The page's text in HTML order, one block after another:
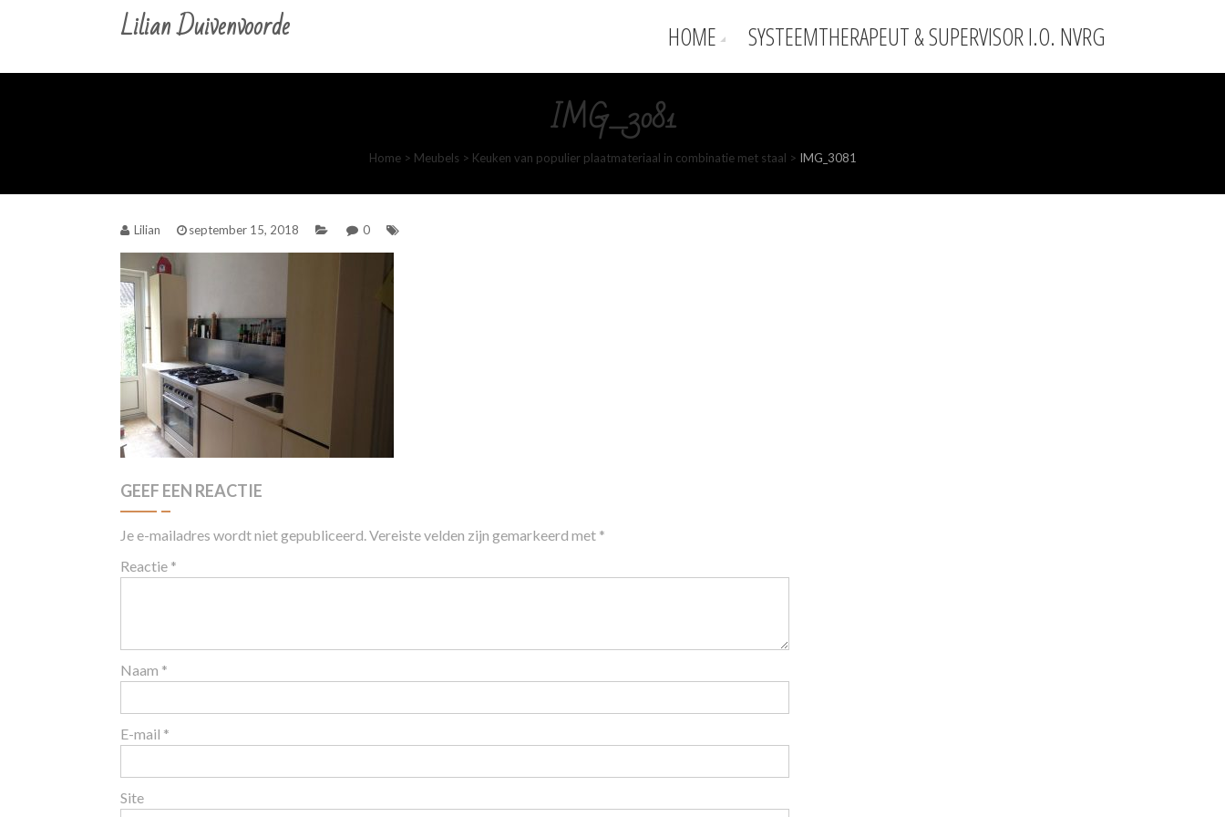
Lilian Duivenvoorde HOME SYSTEEMTHERAPEUT & SUPERVISOR I.O. NVRG
IMG_3081
Home> Meubels > Keuken van populier plaatmateriaal in combinatie met staal > IMG_3081
Lilian september 15, 2018 0
GEEF EEN REACTIE
Je e-mailadres wordt niet gepubliceerd.Vereiste velden zijn gemarkeerd met *
Reactie *
Naam *
E-mail *
Site